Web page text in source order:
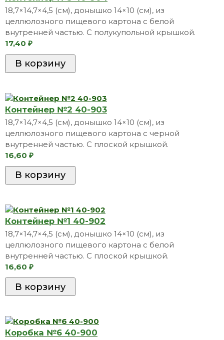
18,7×14,7×4,5 (см), донышко 14×10 (см), из
целлюлозного пищевого картона с белой
внутренней частью. С полукупольной крышкой.
17,40 ₽
Контейнер №2 40-903
18,7×14,7×4,5 (см), донышко 14×10 (​см), из
целлюлозного пищевого картона с черной
внутренней частью. С плоской крышкой.
16,60 ₽
Контейнер №1 40-902
18,7×14,7×4,5 (см), донышко 14×10 (​см), из
целлюлозного пищевого картона с белой
внутренней частью. С плоской крышкой.
16,60 ₽
Коробкa №6 40-900